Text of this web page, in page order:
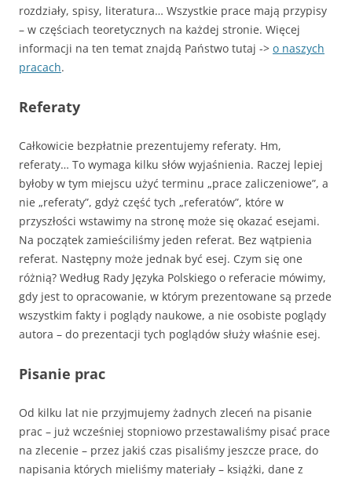
rozdziały, spisy, literatura… Wszystkie prace mają przypisy
– w częściach teoretycznych na każdej stronie. Więcej
informacji na ten temat znajdą Państwo tutaj -> o naszych
pracach.
Referaty
Całkowicie bezpłatnie prezentujemy referaty. Hm,
referaty… To wymaga kilku słów wyjaśnienia. Raczej lepiej
byłoby w tym miejscu użyć terminu „prace zaliczeniowe”, a
nie „referaty”, gdyż część tych „referatów”, które w
przyszłości wstawimy na stronę może się okazać esejami.
Na początek zamieściliśmy jeden referat. Bez wątpienia
referat. Następny może jednak być esej. Czym się one
różnią? Według Rady Języka Polskiego o referacie mówimy,
gdy jest to opracowanie, w którym prezentowane są przede
wszystkim fakty i poglądy naukowe, a nie osobiste poglądy
autora – do prezentacji tych poglądów służy właśnie esej.
Pisanie prac
Od kilku lat nie przyjmujemy żadnych zleceń na pisanie
prac – już wcześniej stopniowo przestawaliśmy pisać prace
na zlecenie – przez jakiś czas pisaliśmy jeszcze prace, do
napisania których mieliśmy materiały – książki, dane z